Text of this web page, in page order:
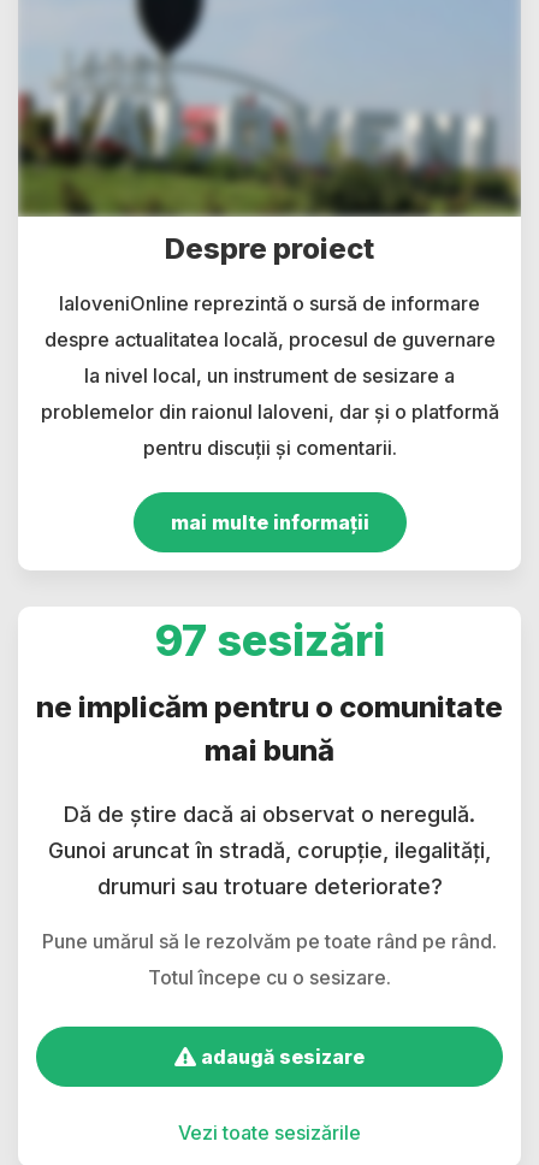
Despre proiect
IaloveniOnline reprezintă o sursă de informare
despre actualitatea locală, procesul de guvernare
la nivel local, un instrument de sesizare a
problemelor din raionul Ialoveni, dar și o platformă
pentru discuții și comentarii.
mai multe informații
97 sesizări
ne implicăm pentru o comunitate
mai bună
Dă de știre dacă ai observat o neregulă.
Gunoi aruncat în stradă, corupție, ilegalități,
drumuri sau trotuare deteriorate?
Pune umărul să le rezolvăm pe toate rând pe rând.
Totul începe cu o sesizare.
adaugă sesizare
Vezi toate sesizările